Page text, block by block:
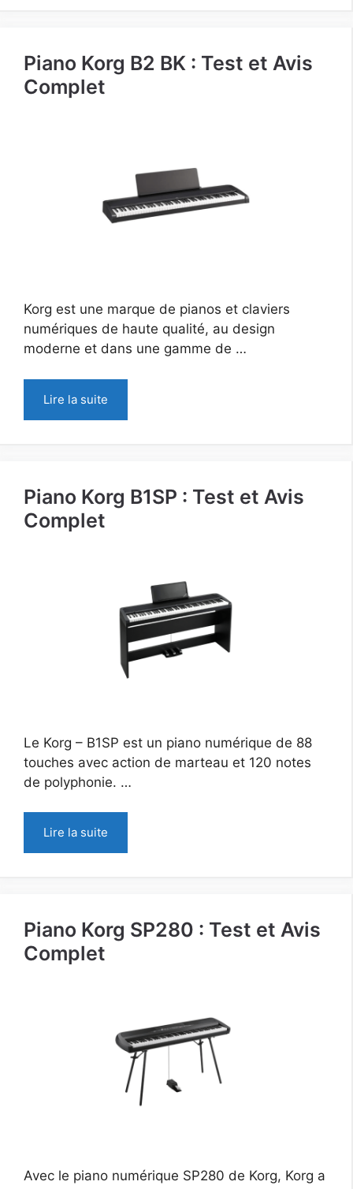
Piano Korg B2 BK : Test et Avis
Complet
Korg est une marque de pianos et claviers
numériques de haute qualité, au design
moderne et dans une gamme de …
Lire la suite
Piano Korg B1SP : Test et Avis
Complet
Le Korg – B1SP est un piano numérique de 88
touches avec action de marteau et 120 notes
de polyphonie. …
Lire la suite
Piano Korg SP280 : Test et Avis
Complet
Avec le piano numérique SP280 de Korg, Korg a